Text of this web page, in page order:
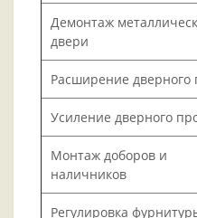
Демонтаж
двери
Расширение дверного
Усиление дверного
Монтаж доборов и
наличников
Регулировка